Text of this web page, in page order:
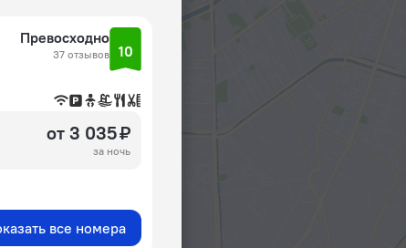
Превосходно
37 отзывов 10
от 3 035 ₽
за ночь
все номера